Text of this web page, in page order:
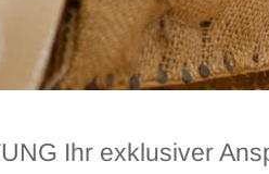
Ihr exklusiver